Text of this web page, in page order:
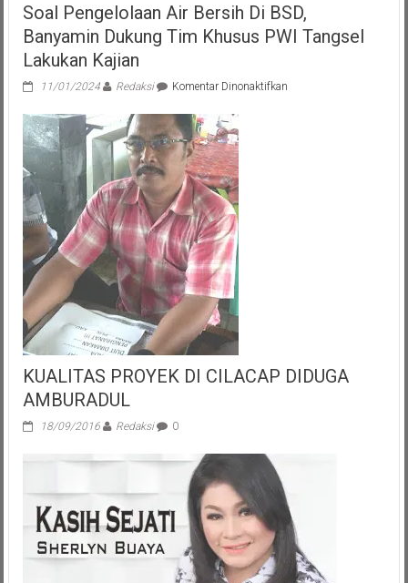
Soal Pengelolaan Air Bersih Di BSD,
Banyamin Dukung Tim Khusus PWI Tangsel
Lakukan Kajian
11/01/2024 Redaksi Komentar Dinonaktifkanpada
KUALITAS PROYEK DI CILACAP DIDUGA
AMBURADUL
18/09/2016 Redaksi 0